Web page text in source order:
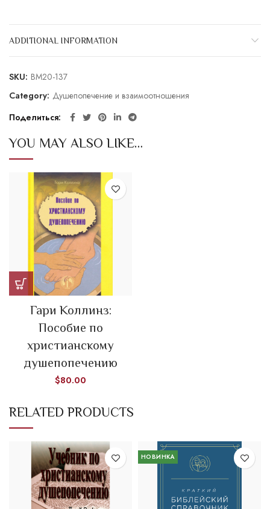
ADDITIONAL INFORMATION
SKU: BM20-137
Category: Душепопечение и взаимоотношения
Поделиться
YOU MAY ALSO LIKE…
Гари Коллинз:
Пособие по
христианскому
душепопечению
$80.00
RELATED PRODUCTS
НОВИНКА